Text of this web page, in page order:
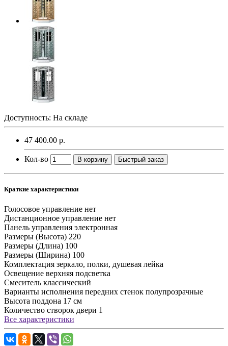
Доступность: На складе
47 400.00 р.
Кол-во В корзину Быстрый заказ
Краткие характеристики
Голосовое управление нет
Дистанционное управление нет
Панель управления электронная
Размеры (Высота) 220
Размеры (Длина) 100
Размеры (Ширина) 100
Комплектация зеркало, полки, душевая лейка
Освещение верхняя подсветка
Смеситель классический
Варианты исполнения передних стенок полупрозрачные
Высота поддона 17 cм
Количество створок двери 1
Все характеристики